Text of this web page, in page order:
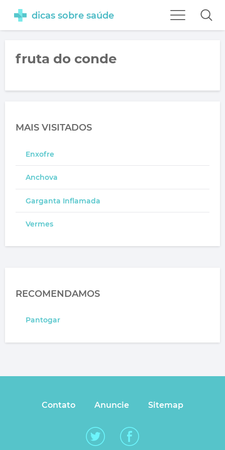
dicas sobre saúde
fruta do conde
MAIS VISITADOS
Enxofre
Anchova
Garganta Inflamada
Vermes
RECOMENDAMOS
Pantogar
Contato Anuncie Sitemap